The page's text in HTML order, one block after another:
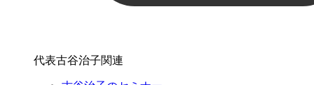
代表古谷治子関連